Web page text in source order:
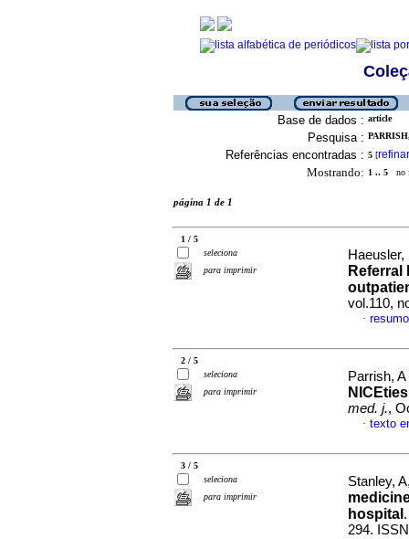
Base de dados : article
Pesquisa :
Referências encontradas : 5 [refinar
Mostrando: 1 .. 5 no
página 1 de 1
1 / 5
seleciona
para imprimir
Referral
vol.110,
·
2 / 5
seleciona
para imprimir
Parrish,
med. j.,
· texto
3 / 5
seleciona
para imprimir
Stanley,
hospital
294.